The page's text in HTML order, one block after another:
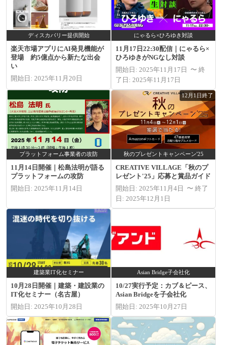
ディスカバリー提供開始
楽天市場アプリにAI発見機能が
登場 約5億点から新たな出会
い
開始日: 2025年11月20日
にゃるら×ひろゆき対談
11月17日22:30配信｜にゃるら×
ひろゆきがNGなし対談
開始日: 2025年11月17日 〜 終
了日: 2025年11月17日
プラットフォーム事業者の攻防
11月14日開催｜松島法明が語る
プラットフォームの攻防
開始日: 2025年11月14日
12月1日終了
秋のプレゼントキャンペーン'25
CREATIVE VILLAGE「秋のプ
レゼント'25」応募と賞品ガイド
開始日: 2025年11月4日 〜 終了
日: 2025年12月1日
建築業IT化セミナー
10月28日開催｜建築・建設業の
IT化セミナー（名古屋）
開始日: 2025年10月28日
Asian Bridge子会社化
10/27実行予定：カブ＆ピース、
Asian Bridgeを子会社化
開始日: 2025年10月27日